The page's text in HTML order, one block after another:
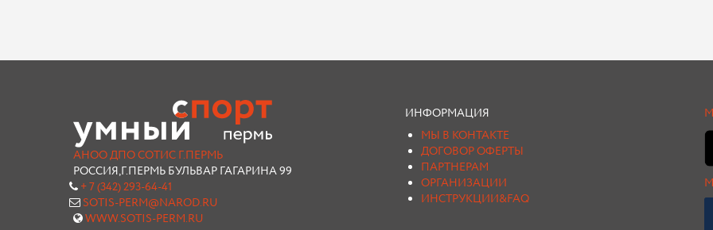
АНОО ДПО СОТИС Г.ПЕРМЬ
РОССИЯ,Г.ПЕРМЬ БУЛЬВАР ГАГАРИНА 99
+ 7 (342) 293-64-41
SOTIS-PERM@NAROD.RU
WWW.SOTIS-PERM.RU
ИНФОРМАЦИЯ
МЫ В КОНТАКТЕ
ДОГОВОР ОФЕРТЫ
ПАРТНЕРАМ
ОРГАНИЗАЦИИ
ИНСТРУКЦИИ&FAQ